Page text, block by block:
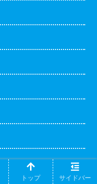
トップ サイドバー